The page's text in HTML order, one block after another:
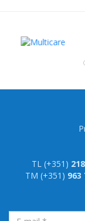
TL (+351)
TM (+351) 963